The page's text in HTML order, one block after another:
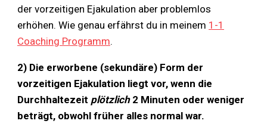
der vorzeitigen Ejakulation aber problemlos
erhöhen. Wie genau erfährst du in meinem 1-1
Coaching Programm.
2) Die erworbene (sekundäre) Form der
vorzeitigen Ejakulation liegt vor, wenn die
Durchhaltezeit plötzlich2 Minuten oder weniger
beträgt, obwohl früher alles normal war.